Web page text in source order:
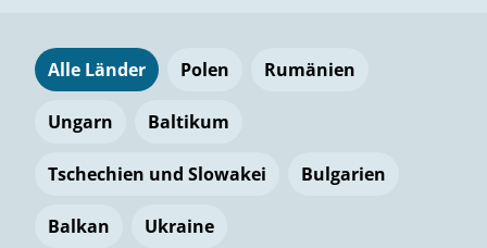
Alle Länder Polen Rumänien
Ungarn Baltikum
Tschechien und Slowakei Bulgarien
Balkan Ukraine